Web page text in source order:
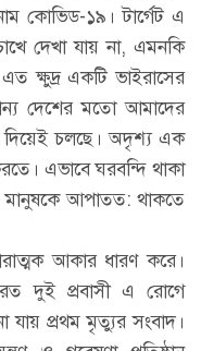
কোভিড-১৯। টার্গেট এ
দেখা যায় না, এমনকি
এত ক্ষুদ্র একটি ভাইরাসের
দেশের মতো আমাদের
দিয়েই চলছে। অদৃশ্য এক
এভাবে ঘরবন্দি থাকা
মানুষকে আপাতত: থাকতে
আকার ধারণ করে।
দুই প্রবাসী এ রোগে
যায় প্রথম মৃত্যুর সংবাদ।